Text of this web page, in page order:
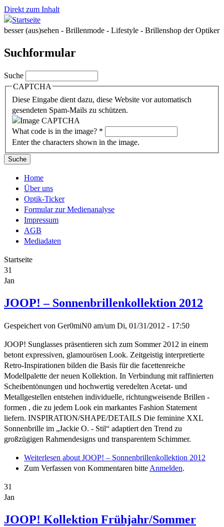
Direkt zum Inhalt
besser (aus)sehen - Brillenmode - Lifestyle - Brillenshop der Optiker
Suchformular
Suche
CAPTCHA
Diese Eingabe dient dazu, diese Website vor automatisch
gesendeten Spam-Mails zu schützen.
What code is in the image? *
Enter the characters shown in the image.
Home
Über uns
Optik-Ticker
Formular zur Medienanalyse
Impressum
AGB
Mediadaten
Startseite
31
Jan
JOOP! – Sonnenbrillenkollektion 2012
Gespeichert von Ger0miN0 am/um Di, 01/31/2012 - 17:50
JOOP! Sunglasses präsentieren sich zum Sommer 2012 in einem
betont expressiven, glamourösen Look. Zeitgeistig interpretierte
Retro-Inspirationen bilden die Basis für die facettenreiche
Modellpalette der neuen Kollektion. In Verbindung mit raffinierten
Scheibentönungen und hochwertig veredelten Acetat- und
Metallgestellen entstehen individuelle, richtungweisende Brillen -
formen , die zu jedem Look ein markantes Fashion Statement
liefern. INSPIRATION/SHAPE/DETAILS Die feminine XXL
Sonnenbrille im „Jackie O. - Stil“ adaptiert den Trend zu
großzügigen Rahmendesigns und transparentem Schimmer.
Weiterlesen about JOOP! – Sonnenbrillenkollektion 2012
Zum Verfassen von Kommentaren bitte Anmelden.
31
Jan
JOOP! Kollektion Frühjahr/Sommer